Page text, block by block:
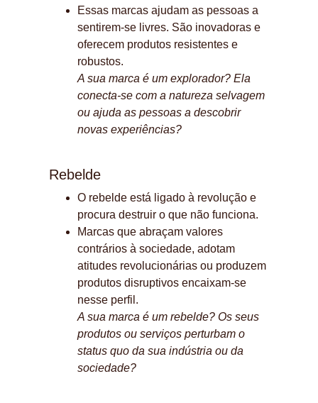
Essas marcas ajudam as pessoas a
sentirem-se livres. São inovadoras e
oferecem produtos resistentes e
robustos.
A sua marca é um explorador? Ela
conecta-se com a natureza selvagem
ou ajuda as pessoas a descobrir
novas experiências?
Rebelde
O rebelde está ligado à revolução e
procura destruir o que não funciona.
Marcas que abraçam valores
contrários à sociedade, adotam
atitudes revolucionárias ou produzem
produtos disruptivos encaixam-se
nesse perfil.
A sua marca é um rebelde? Os seus
produtos ou serviços perturbam o
status quo da sua indústria ou da
sociedade?